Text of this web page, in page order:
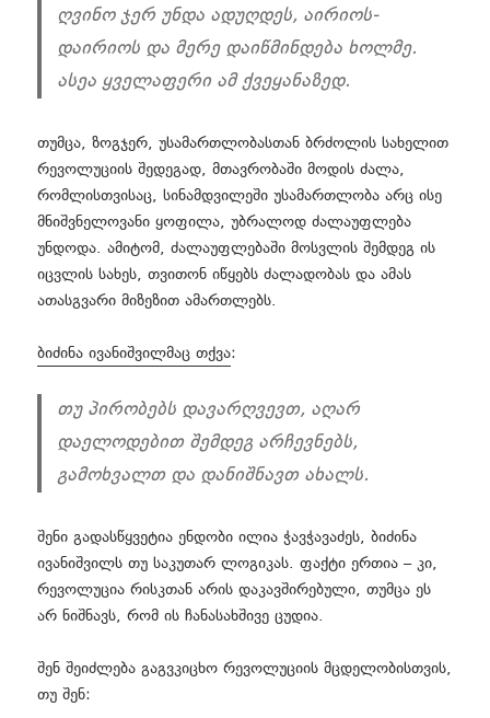
ღვინო ჯერ უნდა ადუღდეს, აირიოს-
დაირიოს და მერე დაიწმინდება ხოლმე.
ასეა ყველაფერი ამ ქვეყანაზედ.
თუმცა, ზოგჯერ, უსამართლობასთან ბრძოლის სახელით
რევოლუციის შედეგად, მთავრობაში მოდის ძალა,
რომლისთვისაც, სინამდვილეში უსამართლობა არც ისე
მნიშვნელოვანი ყოფილა, უბრალოდ ძალაუფლება
უნდოდა. ამიტომ, ძალაუფლებაში მოსვლის შემდეგ ის
იცვლის სახეს, თვითონ იწყებს ძალადობას და ამას
ათასგვარი მიზეზით ამართლებს.
ბიძინა ივანიშვილმაც თქვა:
თუ პირობებს დავარღვევთ, აღარ
დაელოდებით შემდეგ არჩევნებს,
გამოხვალთ და დანიშნავთ ახალს.
შენი გადასწყვეტია ენდობი ილია ჭავჭავაძეს, ბიძინა
ივანიშვილს თუ საკუთარ ლოგიკას. ფაქტი ერთია – კი,
რევოლუცია რისკთან არის დაკავშირებული, თუმცა ეს
არ ნიშნავს, რომ ის ჩანასახშივე ცუდია.
შენ შეიძლება გაგვკიცხო რევოლუციის მცდელობისთვის,
თუ შენ: